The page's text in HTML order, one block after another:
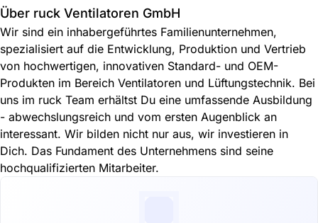
Über ruck Ventilatoren GmbH
Wir sind ein inhabergeführtes Familienunternehmen,
spezialisiert auf die Entwicklung, Produktion und Vertrieb
von hochwertigen, innovativen Standard- und OEM-
Produkten im Bereich Ventilatoren und Lüftungstechnik. Bei
uns im ruck Team erhältst Du eine umfassende Ausbildung
- abwechslungsreich und vom ersten Augenblick an
interessant. Wir bilden nicht nur aus, wir investieren in
Dich. Das Fundament des Unternehmens sind seine
hochqualifizierten Mitarbeiter.